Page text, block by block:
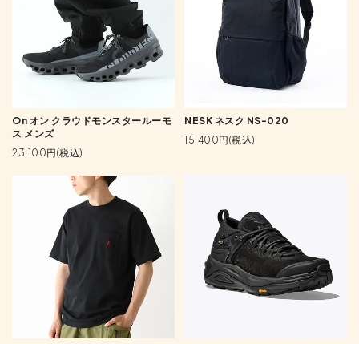
On オン クラウドモンスタールーモ
ス メンズ
23,100円(税込)
NESK ネスク NS-020
15,400円(税込)